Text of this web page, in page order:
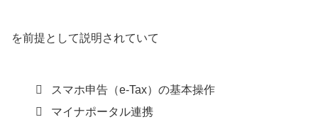
を前提として説明されていて
スマホ申告（e-Tax）の基本操作
マイナポータル連携